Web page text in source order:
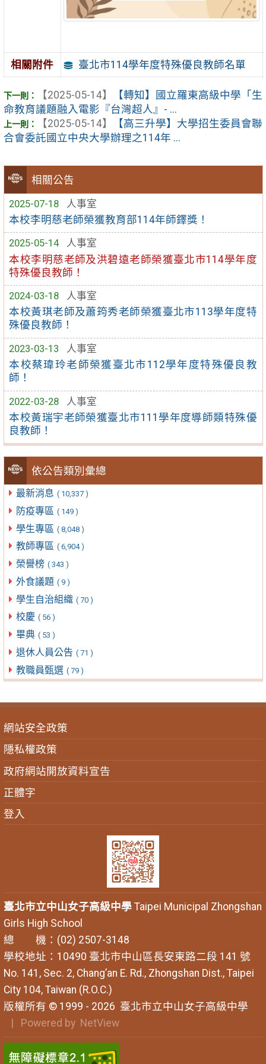
相關公告
2025-07-18
人事室
本校李明慈老師榮獲教育部114年師鐸獎！
2025-05-14
人事室
本校李明慈老師及洪碧遠老師榮獲臺北市114學年度
特殊優良教師！
2024-03-18
人事室
本校黃琪老師及蕭筠秀老師榮獲臺北市113學年度特
殊優良教師！
2023-03-13
人事室
本校蔡瑋玲老師榮獲臺北市112學年度特殊優良教
師！
2022-03-28
人事室
本校黃瑞宇老師榮獲臺北市111學年度導師類特殊優
良教師！
依公告類別彙總
最新消息 ( 10,337 )
防疫專區 ( 149 )
學生專區 ( 8,048 )
教師專區 ( 6,904 )
榮譽榜 ( 343 )
外食議題 ( 9 )
學生自治組織 ( 70 )
校慶 ( 56 )
畢典 ( 53 )
退休人員公告 ( 71 )
教職員甄選 ( 79 )
相關附件 臺北市114學年度特殊優良教師名單
【2025-05-14】
【轉知】國立羅東高級中學「生
命教育議題融入電影『台灣超人』- ...
【2025-05-14】
【高三升學】大學招生委員會聯
合會委託國立中央大學辦理之114年 ...
網站安全政策
隱私權政策
政府網站開放資料宣告
正體字
登入
臺北市立中山女子高級中學Taipei Municipal Zhongshan
Girls High School
總 機：(02) 2507-3148
學校地址：10490 臺北市中山區長安東路二段 141 號
No. 141, Sec. 2, Chang’an E. Rd., Zhongshan Dist., Taipei
City 104, Taiwan (R.O.C.)
版權所有 © 1999 - 2026 臺北市立中山女子高級中學
| Powered by NetView